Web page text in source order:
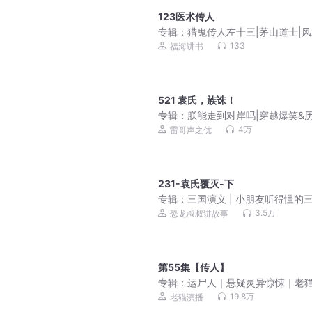
123医术传人
专辑： 猎鬼传人左十三|茅山道士|
异|福海讲书 133
521 袁氏，族诛！
专辑： 朕能走到对岸吗|穿越爆笑&
权谋|vip有声小说《真假天子》
雷哥声之优 4万
231-袁氏覆灭-下
专辑： 三国演义 | 小朋友听得懂的
儿童睡前故事
恐龙叔叔讲故事 3.5万
第55集【传人】
专辑： 运尸人｜悬疑灵异惊悚｜老
播 老猫演播 19.8万